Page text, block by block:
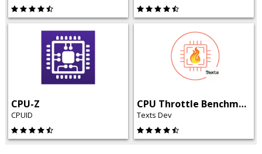
CPU-Z
CPUID
CPU Throttle Benchmark
Texts Dev